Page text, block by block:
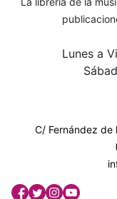
Lunes a
C/ Fernández de